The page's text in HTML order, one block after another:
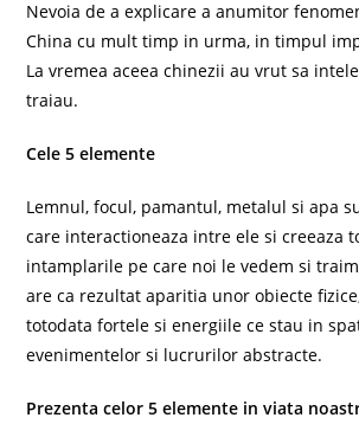
Nevoia de a explicare a anumitor
China cu mult timp in urma, in timpul
La vremea aceea chinezii au vrut sa
traiau.
Cele 5 elemente
Lemnul, focul, pamantul, metalul si apa
care interactioneaza intre ele si creeaza
intamplarile pe care noi le vedem si
are ca rezultat aparitia unor obiecte
totodata fortele si energiile ce stau in
evenimentelor si lucrurilor abstracte.
Prezenta celor 5 elemente in viata